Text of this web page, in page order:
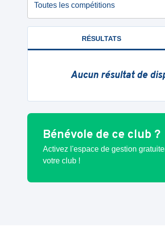
Toutes les compétitions
RÉSULTATS
Aucun résultat de
Bénévole de ce club ?
Activez l'espace de gestion
votre club !